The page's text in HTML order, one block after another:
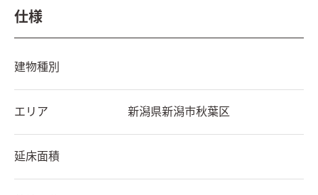
仕様
建物種別
エリア 新潟県新潟市秋葉区
延床面積